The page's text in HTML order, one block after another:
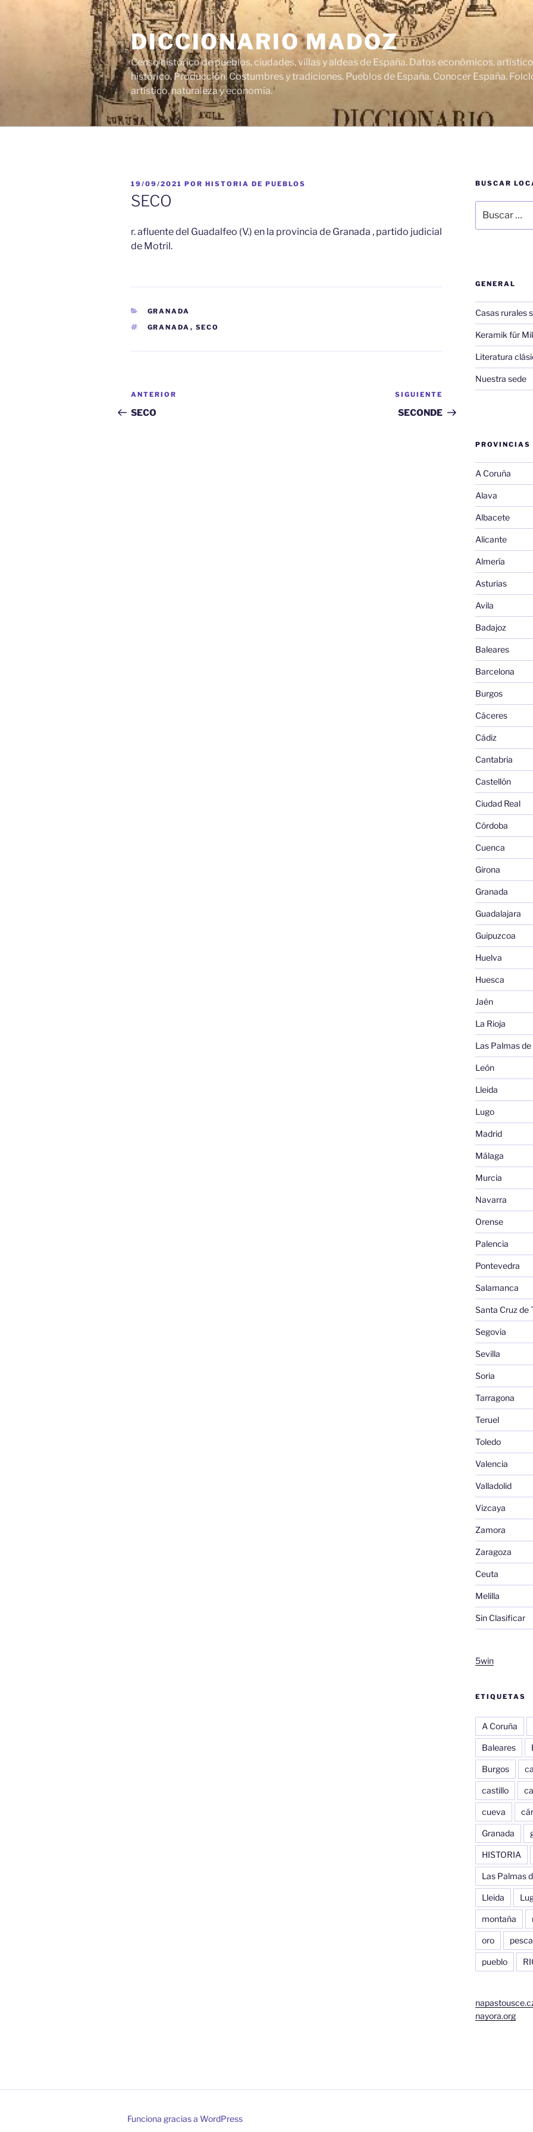
DICCIONARIO MADOZ
Censo histórico de pueblos, ciudades, villas y aldeas de España. Datos económicos,
histórico. Producción. Costumbres y tradiciones. Pueblos de España. Conocer España.
artístico, naturaleza y economía.
PUBLICADO
EL
19/09/2021 POR HISTORIA DE PUEBLOS
SECO
r. afluente del Guadalfeo (V.) en la provincia de Granada , partido judicial
de Motril.
CATEGORÍAS
GRANADA
ETIQUETAS
GRANADA , SECO
Navegación
de
Entrada
anterior:
ANTERIOR
SECO
entrada
SIGUIENTE
SECONDE
BUSCAR
por:
GENERAL
Casas rurales
Keramik für
Literatura
Nuestra sede
PROVINCIAS
A Coruña
Alava
Albacete
Alicante
Almería
Asturias
Avila
Badajoz
Baleares
Barcelona
Burgos
Cáceres
Cádiz
Cantabria
Castellón
Ciudad Real
Córdoba
Cuenca
Girona
Granada
Guadalajara
Guipuzcoa
Huelva
Huesca
Jaén
La Rioja
Las Palmas
León
Lleida
Lugo
Madrid
Málaga
Murcia
Navarra
Orense
Palencia
Pontevedra
Salamanca
Santa Cruz de
Segovia
Sevilla
Soria
Tarragona
Teruel
Toledo
Valencia
Valladolid
Vizcaya
Zamora
Zaragoza
Ceuta
Melilla
Sin Clasificar
5win
ETIQUETAS
A Coruña
Baleares
Burgos
castillo
cueva
Granada
HISTORIA
Las Palmas
Lleida
montaña
oro pesca
pueblo
nayora.org
Funciona gracias a WordPress